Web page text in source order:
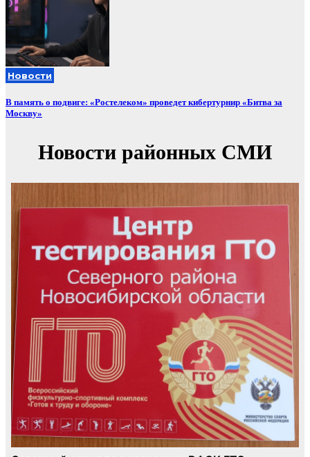
Новости
В память о подвиге: «Ростелеком» проведет кибертурнир «Битва за
Москву»